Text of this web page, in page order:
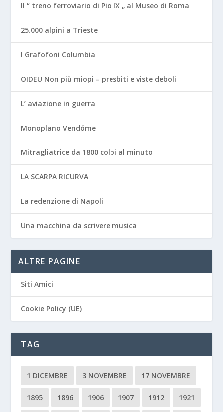
Il “ treno ferroviario di Pio IX „ al Museo di Roma
25.000 alpini a Trieste
I Grafofoni Columbia
OIDEU Non più miopi – presbiti e viste deboli
L’ aviazione in guerra
Monoplano Vendóme
Mitragliatrice da 1800 colpi al minuto
LA SCARPA RICURVA
La redenzione di Napoli
Una macchina da scrivere musica
ALTRE PAGINE
Siti Amici
Cookie Policy (UE)
TAG
1 DICEMBRE 3 NOVEMBRE 17 NOVEMBRE
1895 1896 1906 1907 1912 1921